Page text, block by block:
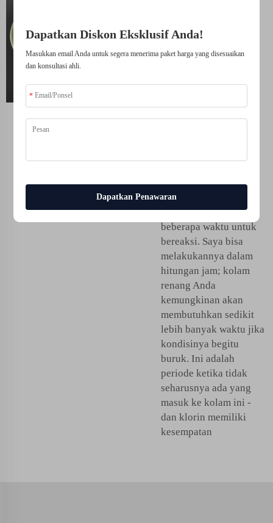
untuk
kolam
dan aman
Tablet klorinyang
ditambahkan harus
dibiarkan selama
beberapa waktu untuk
bereaksi. Saya bisa
melakukannya dalam
hitungan jam; kolam
renang Anda
kemungkinan akan
membutuhkan sedikit
lebih banyak waktu jika
kondisinya begitu
buruk. Ini adalah
periode ketika tidak
seharusnya ada yang
masuk ke kolam ini -
dan klorin memiliki
kesempatan
Dapatkan Diskon Eksklusif Anda!
Masukkan email Anda untuk segera menerima paket harga yang disesuaikan
dan konsultasi ahli.
Dapatkan Penawaran